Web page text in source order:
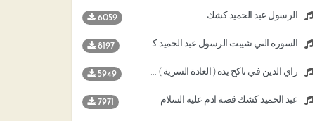
الرسول عبد الحميد كشك 6059
السورة التي شيبت الرسول عبد الحميد كشك 8197
رأي الدين في ناكح يده ( العادة السرية ) عبد الحميد كشك 5949
عبد الحميد كشك قصة آدم عليه السلام 7971